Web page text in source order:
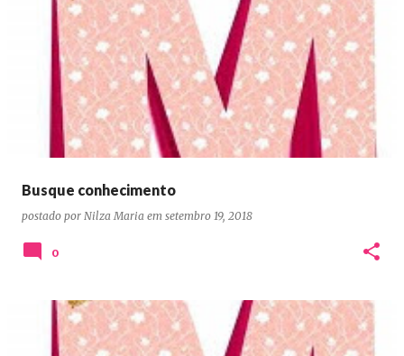
Busque conhecimento
postado por Nilza Maria em setembro 19, 2018
0